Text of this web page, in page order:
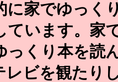
に家でゆっく
ています。家
っくり本を読
レビを観たり